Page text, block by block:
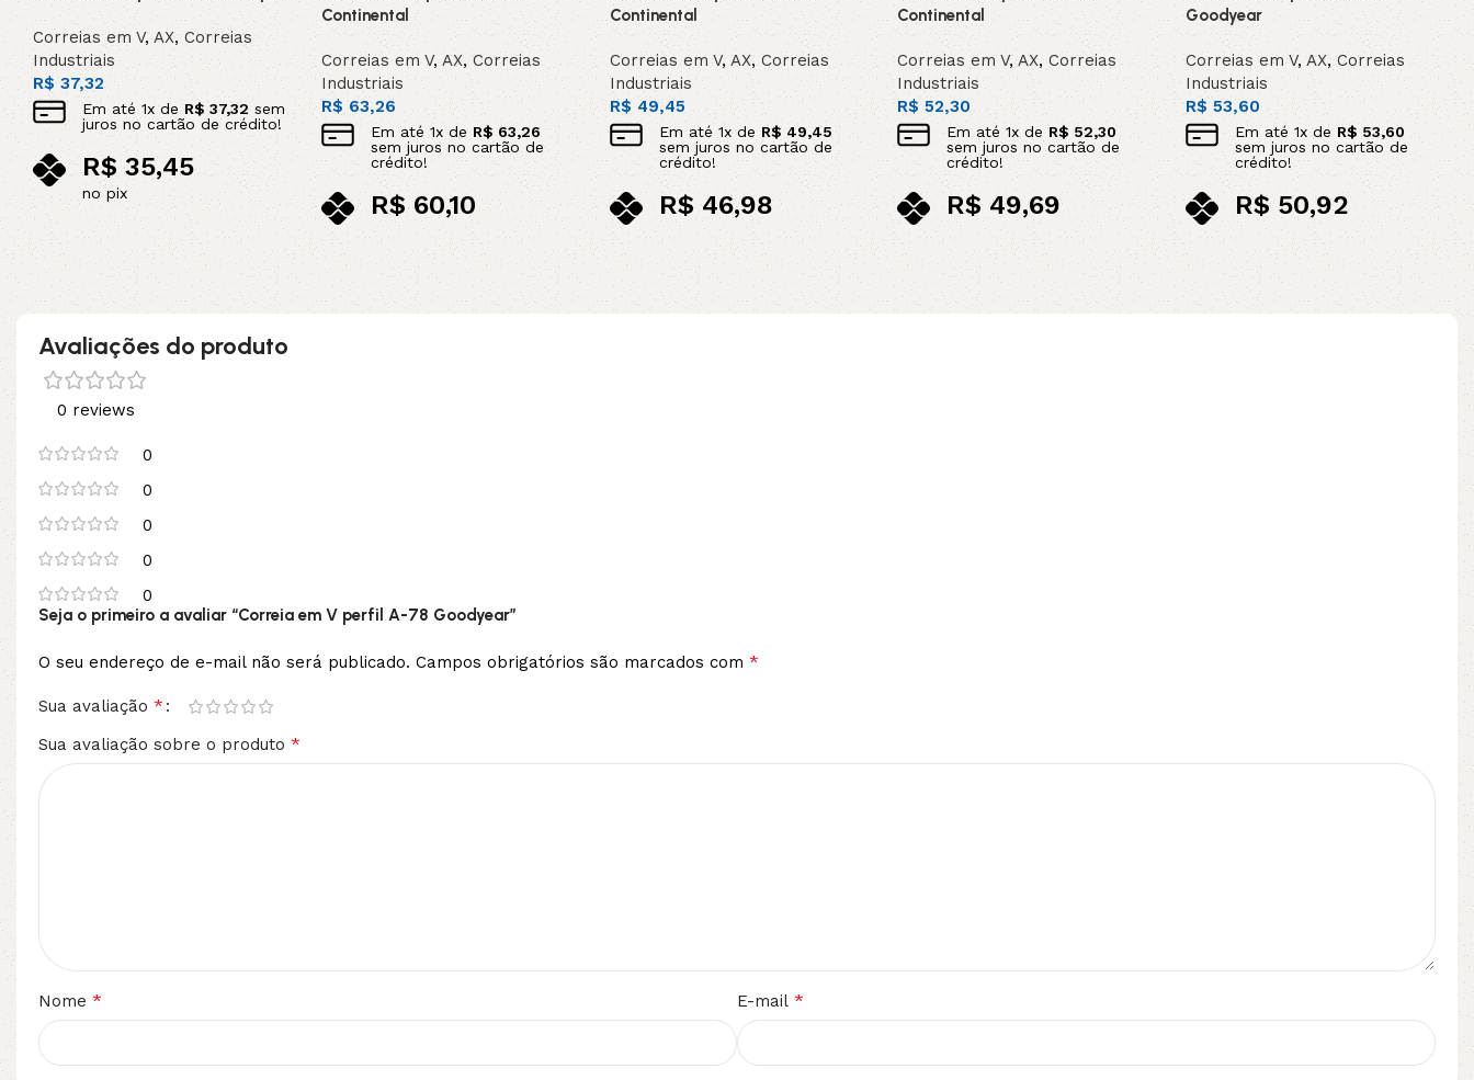
Correias em V,AX,Correias
Industriais
R$37,32
Em até 1x deR$ 37,32 sem
juros no cartão de crédito!
R$ 35,45
no pix
Adicionar ao carrinho
Continental
Correias em V, AX, Correias
Industriais
R$ 63,26
Em até 1x de R$ 63,26
sem juros no cartão de
crédito!
R$60,10
no pix
Adicionar ao carrinho
DA
Continental
Correias em V, AX, Correias
Industriais
R$ 49,45
Em até 1x de R$49,45
sem juros no cartão de
crédito!
R$46,98
no pix
Leia mais
DA
Continental
Correias em V,AX,Correias
Industriais
R$ 52,30
Em até1x deR$ 52,30
sem juros no cartão de
crédito!
R$49,69
no pix
Leia mais
Goodyear
Correias em V,AX,Correias
Industriais
R$ 53,60
Em até1x de R$ 53,60
sem juros no cartão de
crédito!
R$50,92
no pix
Adicionar ao carrinho
Avaliações do produto
0 reviews
0
0
0
0
0
Seja o primeiro a avaliar “Correia em V perfil A-78 Goodyear”
O seu endereço de e-mail não será publicado. Campos obrigatórios são marcados com *
Sua avaliação *
Sua avaliação sobre o produto *
Nome * E-mail *